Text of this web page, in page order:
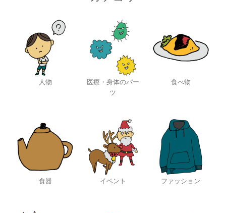
人物
医療・身体のパー
ツ
食べ物
食器 イベント ファッション